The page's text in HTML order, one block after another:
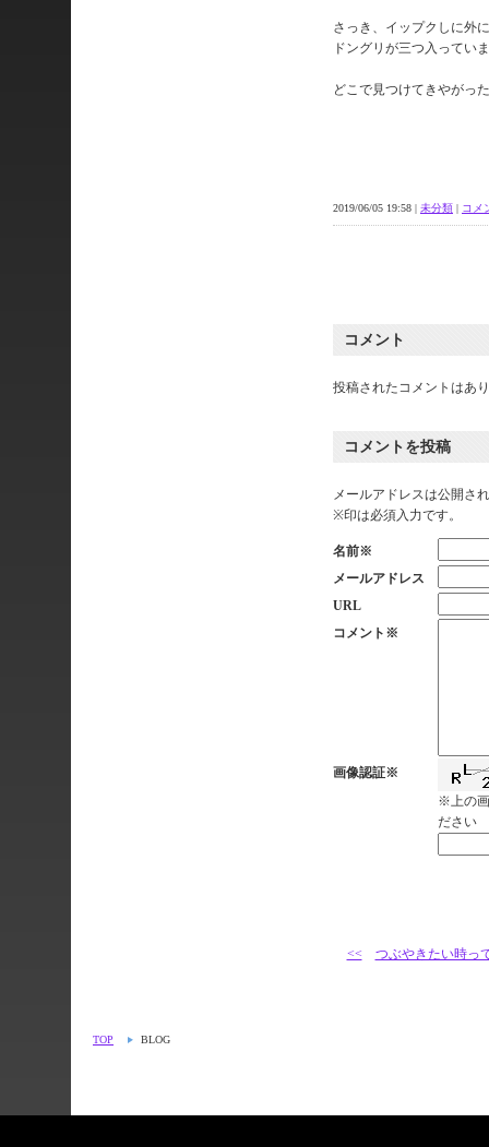
さっき、イップクしに外
ドングリが三つ入ってい
どこで見つけてきやがっ
2019/06/05 19:58 | 未分類 | コメ
コメント
投稿されたコメントはあ
コメントを投稿
メールアドレスは公開さ
※印は必須入力です。
名前※
メールアドレス
URL
コメント※
画像認証※
※上の
ださい
<< つぶやきたい時っ
TOP BLOG